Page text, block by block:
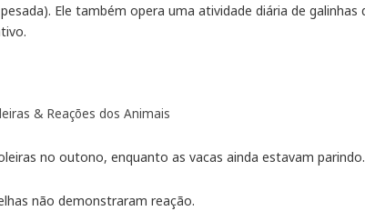
Ele também opera uma atividade diária de
& Reações dos Animais
no outono, enquanto as vacas ainda estavam parindo.
não demonstraram reação.